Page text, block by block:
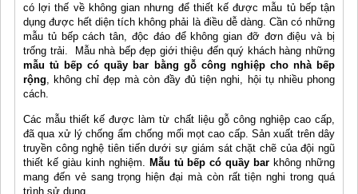
có lợi thế về không gian nhưng để thiết kế được mẫu tủ bếp tận
dụng được hết diện tích không phải là điều dễ dàng. Cần có những
mẫu tủ bếp cách tân, độc đáo để không gian đỡ đơn điệu và bị
trống trải. Mẫu nhà bếp đẹp giới thiệu đến quý khách hàng những
mẫu tủ bếp có quầy bar bằng gỗ công nghiệp cho nhà bếp
rộng , không chỉ đẹp mà còn đầy đủ tiện nghi, hội tụ nhiều phong
cách.
Các mẫu thiết kế được làm từ chất liệu gỗ công nghiệp cao cấp,
đã qua xử lý chống ẩm chống mối mọt cao cấp. Sản xuất trên dây
truyền công nghệ tiên tiến dưới sự giám sát chặt chẽ của đội ngũ
thiết kế giàu kinh nghiệm.
Mẫu tủ bếp có quầy bar không những
mang đến vẻ sang trọng hiện đại mà còn rất tiện nghi trong quá
trình sử dụng.